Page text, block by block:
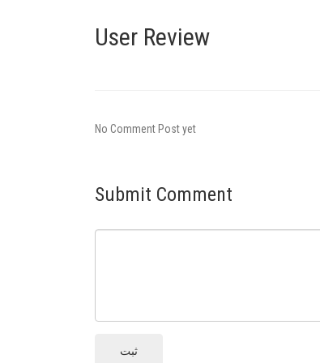
User Review
No Comment Post yet
Submit Comment
ثبت